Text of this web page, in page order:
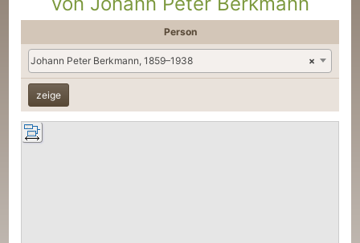
Person
×
Johann Peter Berkmann, 1859–1938